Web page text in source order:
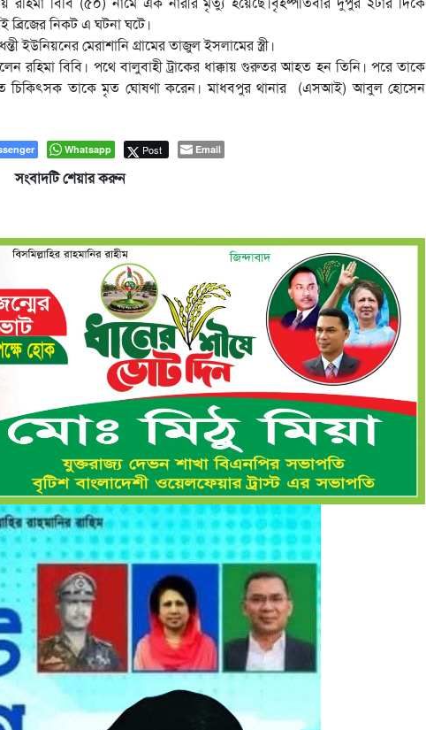
নিকট এ ঘটনা ঘটে।
ইউনিয়নের মেরাশানি গ্রামের তাজুল ইসলামের স্ত্রী।
রহিমা বিবি। পথে বালুবাহী ট্রাকের ধাক্কায় গুরুতর আহত হন তিনি। পরে তাকে
চিকিৎসক তাকে মৃত ঘোষণা করেন। মাধবপুর থানার (এসআই) আবুল হোসেন
Whatsapp Post Email
সংবাদটি শেয়ার করুন